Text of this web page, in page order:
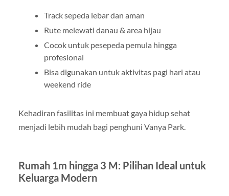
Track sepeda lebar dan aman
Rute melewati danau & area hijau
Cocok untuk pesepeda pemula hingga
profesional
Bisa digunakan untuk aktivitas pagi hari atau
weekend ride
Kehadiran fasilitas ini membuat gaya hidup sehat
menjadi lebih mudah bagi penghuni Vanya Park.
Rumah 1m hingga 3 M: Pilihan Ideal untuk
Keluarga Modern